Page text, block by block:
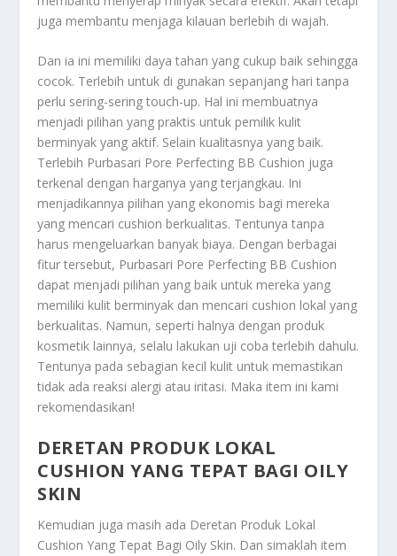
juga membantu menjaga kilauan berlebih di wajah.
Dan ia ini memiliki daya tahan yang cukup baik sehingga
cocok. Terlebih untuk di gunakan sepanjang hari tanpa
perlu sering-sering touch-up. Hal ini membuatnya
menjadi pilihan yang praktis untuk pemilik kulit
berminyak yang aktif. Selain kualitasnya yang baik.
Terlebih Purbasari Pore Perfecting BB Cushion juga
terkenal dengan harganya yang terjangkau. Ini
menjadikannya pilihan yang ekonomis bagi mereka
yang mencari cushion berkualitas. Tentunya tanpa
harus mengeluarkan banyak biaya. Dengan berbagai
fitur tersebut, Purbasari Pore Perfecting BB Cushion
dapat menjadi pilihan yang baik untuk mereka yang
memiliki kulit berminyak dan mencari cushion lokal yang
berkualitas. Namun, seperti halnya dengan produk
kosmetik lainnya, selalu lakukan uji coba terlebih dahulu.
Tentunya pada sebagian kecil kulit untuk memastikan
tidak ada reaksi alergi atau iritasi. Maka item ini kami
rekomendasikan!
DERETAN PRODUK LOKAL
CUSHION YANG TEPAT BAGI OILY
SKIN
Kemudian juga masih ada Deretan Produk Lokal
Cushion Yang Tepat Bagi Oily Skin. Dan simaklah item